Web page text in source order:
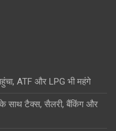
ATF और LPG भी महंगे
के साथ टैक्स, सैलरी, बैंकिंग और